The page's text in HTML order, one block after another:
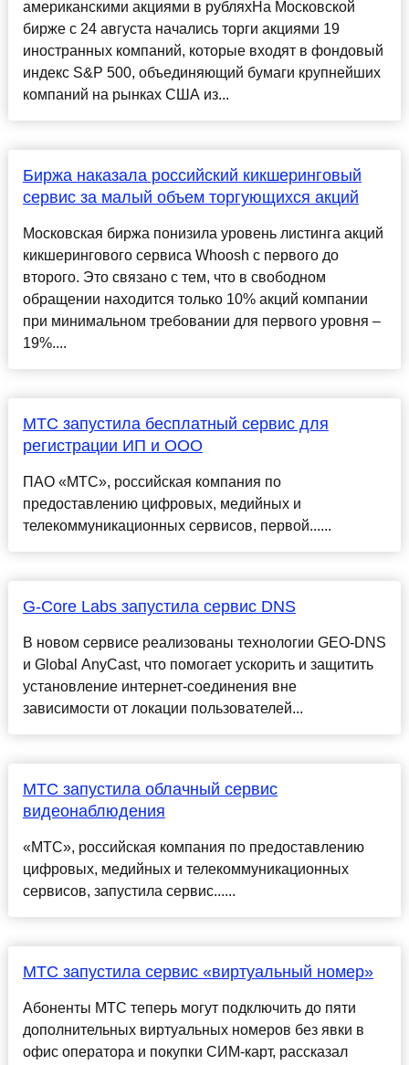
американскими акциями в рубляхНа Московской
бирже с 24 августа начались торги акциями 19
иностранных компаний, которые входят в фондовый
индекс S&P 500, объединяющий бумаги крупнейших
компаний на рынках США из...
Биржа наказала российский кикшеринговый
сервис за малый объем торгующихся акций
Московская биржа понизила уровень листинга акций
кикшерингового сервиса Whoosh с первого до
второго. Это связано с тем, что в свободном
обращении находится только 10% акций компании
при минимальном требовании для первого уровня –
19%....
МТС запустила бесплатный сервис для
регистрации ИП и ООО
ПАО «МТС», российская компания по
предоставлению цифровых, медийных и
телекоммуникационных сервисов, первой......
G-Core Labs запустила сервис DNS
В новом сервисе реализованы технологии GEO-DNS
и Global AnуCast, что помогает ускорить и защитить
установление интернет-соединения вне
зависимости от локации пользователей...
МТС запустила облачный сервис
видеонаблюдения
«МТС», российская компания по предоставлению
цифровых, медийных и телекоммуникационных
сервисов, запустила сервис......
МТС запустила сервис «виртуальный номер»
Абоненты МТС теперь могут подключить до пяти
дополнительных виртуальных номеров без явки в
офис оператора и покупки СИМ-карт, рассказал